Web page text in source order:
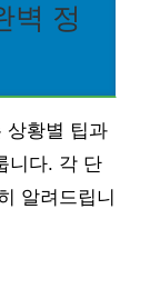
벽 정
상황별 팁과
니다. 각 단
알려드립니